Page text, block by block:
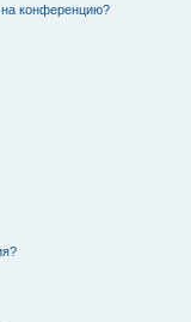
на конференцию?